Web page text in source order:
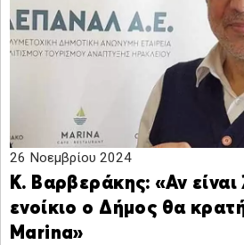
26 Νοεμβρίου 2024
Κ. Βαρβεράκης: «Αν είναι
ενοίκιο ο Δήμος θα
Marina»